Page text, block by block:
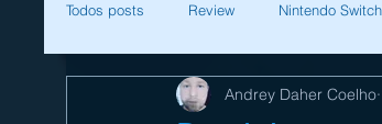
Todos posts Review Nintendo Switch
Mega Man Zelda
Andrey Daher Coelho